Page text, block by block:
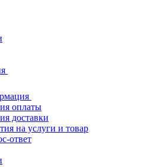
оплаты
доставки
на услуги и товар
ответ